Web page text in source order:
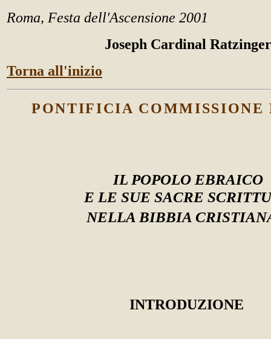
Roma, Festa dell'Ascensione 2001
Joseph Cardinal Ratzinger
Torna all'inizio
PONTIFICIA
IL POPOLO EBRAICO
E LE SUE SACRE
NELLA BIBBIA
INTRODUZIONE